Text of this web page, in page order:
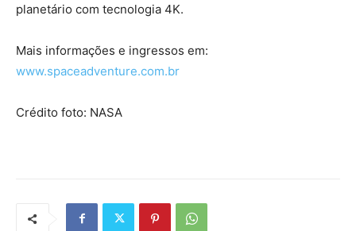
planetário com tecnologia 4K.
Mais informações e ingressos em:
www.spaceadventure.com.br
Crédito foto: NASA